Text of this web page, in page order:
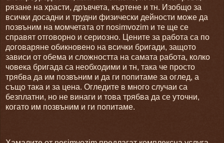
рязане на храсти, дръвчета, къртене и тн. Изобщо за
всички досадни и трудни физически дейности може да
позвъним на момчетата от nosimvozim и те ще се
справят отговорно и сериозно. Цените за работа са по
договаряне обикновено на всички бригади, защото
зависи от обема и сложността на самата работа, колко
човека бригада са необходими и тн, така че просто
трябва да им позвъним и да ги попитаме за оглед, а
също така и за цена. Огледите в много случаи са
безплатни, но не винаги и това трябва да се уточни,
когато им позвъним и ги попитаме.